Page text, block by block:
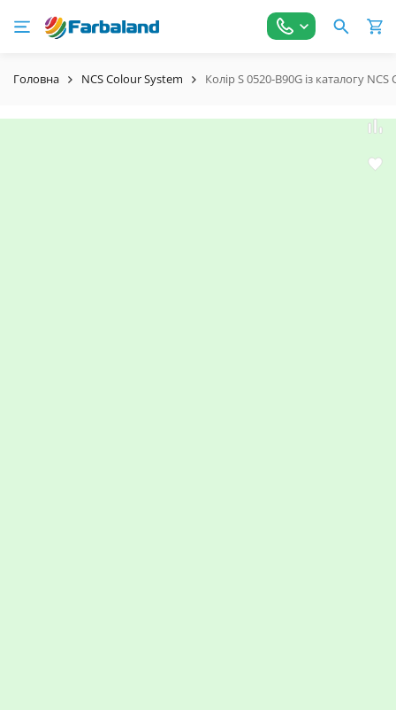
Головна NCS Colour System Колір S 0520-B90G із каталогу